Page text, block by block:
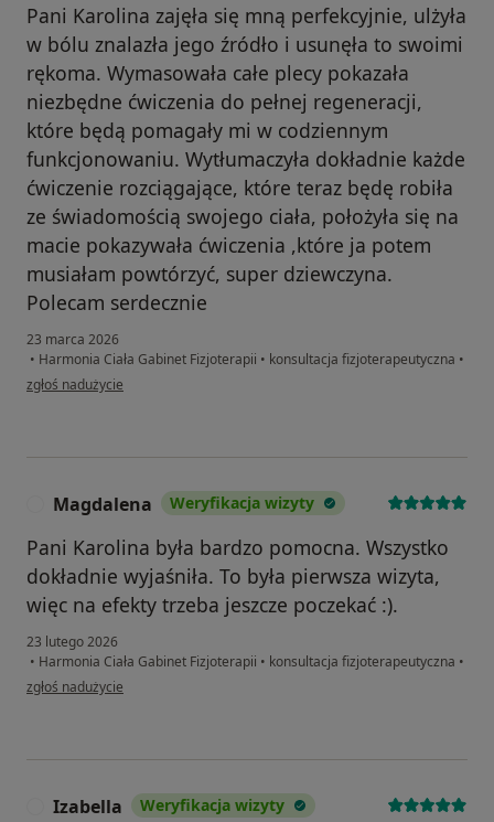
Pani Karolina zajęła się mną perfekcyjnie, ulżyła
w bólu znalazła jego źródło i usunęła to swoimi
rękoma. Wymasowała całe plecy pokazała
niezbędne ćwiczenia do pełnej regeneracji,
które będą pomagały mi w codziennym
funkcjonowaniu. Wytłumaczyła dokładnie każde
ćwiczenie rozciągające, które teraz będę robiła
ze świadomością swojego ciała, położyła się na
macie pokazywała ćwiczenia ,które ja potem
musiałam powtórzyć, super dziewczyna.
Polecam serdecznie
23 marca 2026
• Harmonia Ciała Gabinet Fizjoterapii • konsultacja fizjoterapeutyczna •
w opinii użytkownika Elżbieta Kwiatkowska
zgłoś nadużycie
Magdalena Weryfikacja wizyty
Pani Karolina była bardzo pomocna. Wszystko
dokładnie wyjaśniła. To była pierwsza wizyta,
więc na efekty trzeba jeszcze poczekać :).
23 lutego 2026
• Harmonia Ciała Gabinet Fizjoterapii • konsultacja fizjoterapeutyczna •
w opinii użytkownika Magdalena
zgłoś nadużycie
Izabella Weryfikacja wizyty